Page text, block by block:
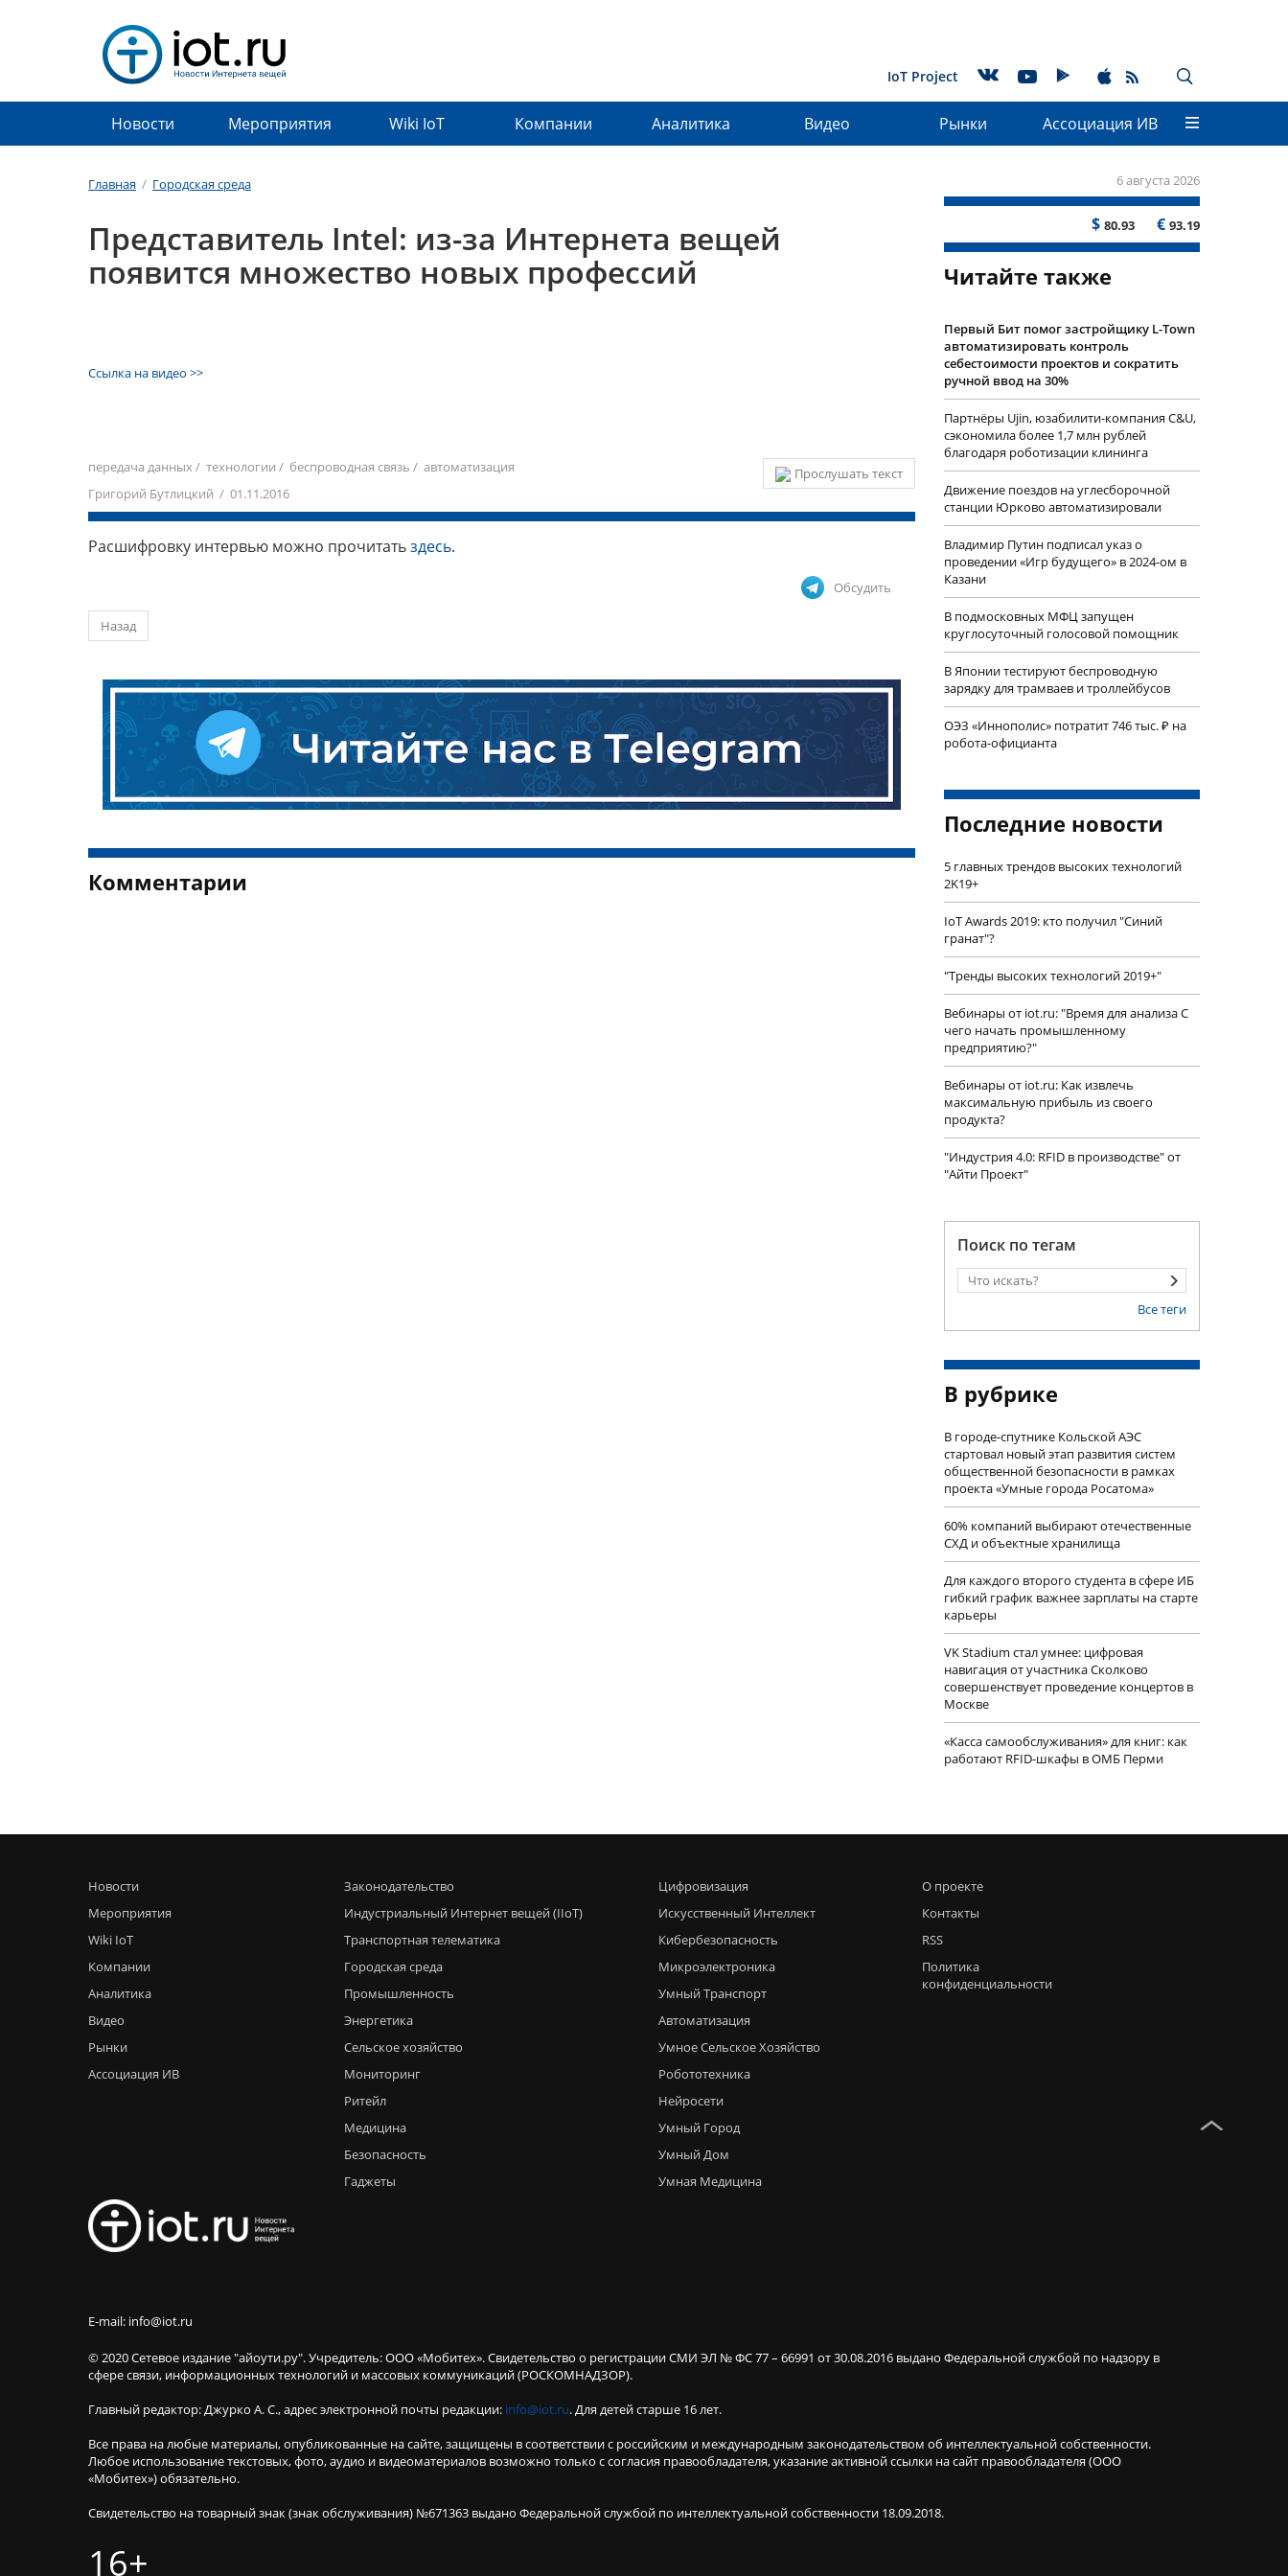
IoT Project
Новости Мероприятия Wiki IoT Компании Аналитика Видео Рынки Ассоциация ИВ
Главная / Городская среда 6 августа 2026
$ 80.93 € 93.19
Представитель Intel: из-за Интернета вещей
появится множество новых профессий
Ссылка на видео >>
Прослушать текст
передача данных / технологии / беспроводная связь / автоматизация
Григорий Бутлицкий / 01.11.2016
Расшифровку интервью можно прочитатьздесь.
Обсудить
Назад
Комментарии
Читайте также
Первый Бит помог застройщику L-Town
автоматизировать контроль
себестоимости проектов и сократить
ручной ввод на 30%
Партнёры Ujin, юзабилити-компания C&U,
сэкономила более 1,7 млн рублей
благодаря роботизации клининга
Движение поездов на углесборочной
станции Юрково автоматизировали
Владимир Путин подписал указ о
проведении «Игр будущего» в 2024-ом в
Казани
В подмосковных МФЦ запущен
круглосуточный голосовой помощник
В Японии тестируют беспроводную
зарядку для трамваев и троллейбусов
ОЭЗ «Иннополис» потратит 746 тыс. ₽ на
робота-официанта
Последние новости
5 главных трендов высоких технологий
2K19+
IoT Awards 2019: кто получил "Синий
гранат"?
"Тренды высоких технологий 2019+"
Вебинары от iot.ru: "Время для анализа С
чего начать промышленному
предприятию?"
Вебинары от iot.ru: Как извлечь
максимальную прибыль из своего
продукта?
"Индустрия 4.0: RFID в производстве" от
"Айти Проект"
Поиск по тегам
Все теги
В рубрике
В городе-спутнике Кольской АЭС
стартовал новый этап развития систем
общественной безопасности в рамках
проекта «Умные города Росатома»
60% компаний выбирают отечественные
СХД и объектные хранилища
Для каждого второго студента в сфере ИБ
гибкий график важнее зарплаты на старте
карьеры
VK Stadium стал умнее: цифровая
навигация от участника Сколково
совершенствует проведение концертов в
Москве
«Касса самообслуживания» для книг: как
работают RFID-шкафы в ОМБ Перми
Новости
Мероприятия
Wiki IoT
Компании
Аналитика
Видео
Рынки
Ассоциация ИВ
Законодательство
Индустриальный Интернет вещей (IIoT)
Транспортная телематика
Городская среда
Промышленность
Энергетика
Сельское хозяйство
Мониторинг
Ритейл
Медицина
Безопасность
Гаджеты
Цифровизация
Искусственный Интеллект
Кибербезопасность
Микроэлектроника
Умный Транспорт
Автоматизация
Умное Сельское Хозяйство
Робототехника
Нейросети
Умный Город
Умный Дом
Умная Медицина
О проекте
Контакты
RSS
Политика
конфиденциальности
E-mail: info@iot.ru
© 2020 Сетевое издание "айоути.ру". Учредитель: ООО «Мобитех». Свидетельство о регистрации СМИ ЭЛ № ФС 77 – 66991 от 30.08.2016 выдано Федеральной службой по надзору в
сфере связи, информационных технологий и массовых коммуникаций (РОСКОМНАДЗОР).
Главный редактор: Джурко А. С., адрес электронной почты редакции: info@iot.ru. Для детей старше 16 лет.
Все права на любые материалы, опубликованные на сайте, защищены в соответствии с российским и международным законодательством об интеллектуальной собственности.
Любое использование текстовых, фото, аудио и видеоматериалов возможно только с согласия правообладателя, указание активной ссылки на сайт правообладателя (ООО
«Мобитех») обязательно.
Свидетельство на товарный знак (знак обслуживания) №671363 выдано Федеральной службой по интеллектуальной собственности 18.09.2018.
16+